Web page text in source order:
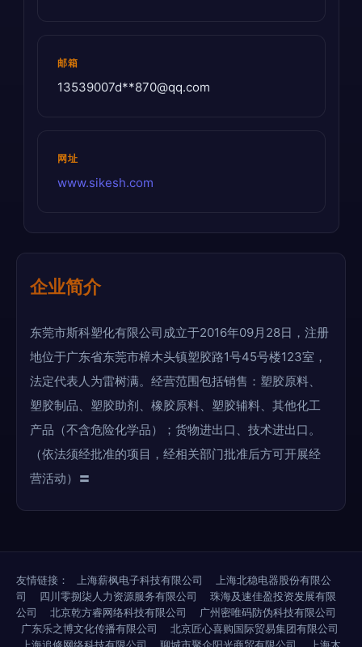
邮箱
13539007d**870@qq.com
网址
www.sikesh.com
企业简介
东莞市斯科塑化有限公司成立于2016年09月28日，注册
地位于广东省东莞市樟木头镇塑胶路1号45号楼123室，
法定代表人为雷树满。经营范围包括销售：塑胶原料、
塑胶制品、塑胶助剂、橡胶原料、塑胶辅料、其他化工
产品（不含危险化学品）；货物进出口、技术进出口。
（依法须经批准的项目，经相关部门批准后方可开展经
营活动）〓
友情链接： 上海薪枫电子科技有限公司
上海北稳电器股份有限公
司
四川零捌柒人力资源服务有限公司
珠海及速佳盈投资发展有限
公司
北京乾方睿网络科技有限公司
广州密唯码防伪科技有限公司
广东乐之博文化传播有限公司
北京匠心喜购国际贸易集团有限公司